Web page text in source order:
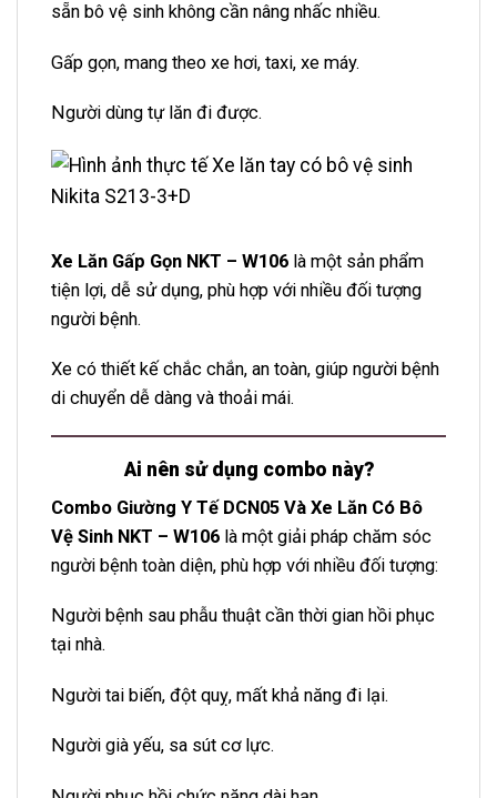
sẵn bô vệ sinh không cần nâng nhấc nhiều.
Gấp gọn, mang theo xe hơi, taxi, xe máy.
Người dùng tự lăn đi được.
Xe Lăn Gấp Gọn NKT – W106 là một sản phẩm
tiện lợi, dễ sử dụng, phù hợp với nhiều đối tượng
người bệnh.
Xe có thiết kế chắc chắn, an toàn, giúp người bệnh
di chuyển dễ dàng và thoải mái.
Ai nên sử dụng combo này?
Combo Giường Y Tế DCN05 Và Xe Lăn Có Bô
Vệ Sinh NKT – W106 là một giải pháp chăm sóc
người bệnh toàn diện, phù hợp với nhiều đối tượng:
Người bệnh sau phẫu thuật cần thời gian hồi phục
tại nhà.
Người tai biến, đột quỵ, mất khả năng đi lại.
Người già yếu, sa sút cơ lực.